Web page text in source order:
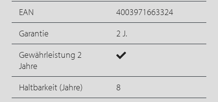
EAN
4003971663324
Garantie
2 J.
Gewährleistung 2
Jahre
Haltbarkeit (Jahre)
8